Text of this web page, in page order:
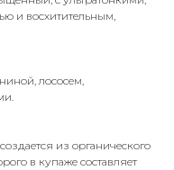
и восхитительным,
лососем,
создается из органического
в купаже составляет